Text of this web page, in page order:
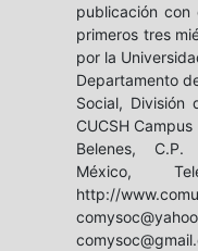
publicación con
primeros tres
por la
Departamento
Social, División
CUCSH
Belenes,
México,
http://